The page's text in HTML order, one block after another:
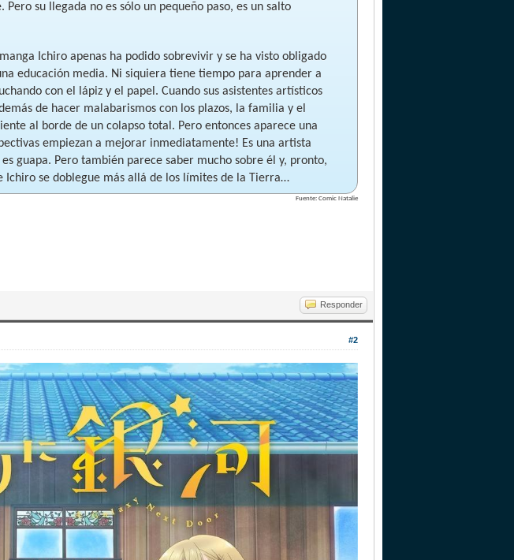
su llegada no es sólo un pequeño paso, es un salto
Ichiro apenas ha podido sobrevivir y se ha visto obligado
educación media. Ni siquiera tiene tiempo para aprender a
con el lápiz y el papel. Cuando sus asistentes artísticos
de hacer malabarismos con los plazos, la familia y el
al borde de un colapso total. Pero entonces aparece una
empiezan a mejorar inmediatamente! Es una artista
guapa. Pero también parece saber mucho sobre él y, pronto,
Ichiro se doblegue más allá de los límites de la Tierra…
Fuente: Comic Natalie
Responder
#2